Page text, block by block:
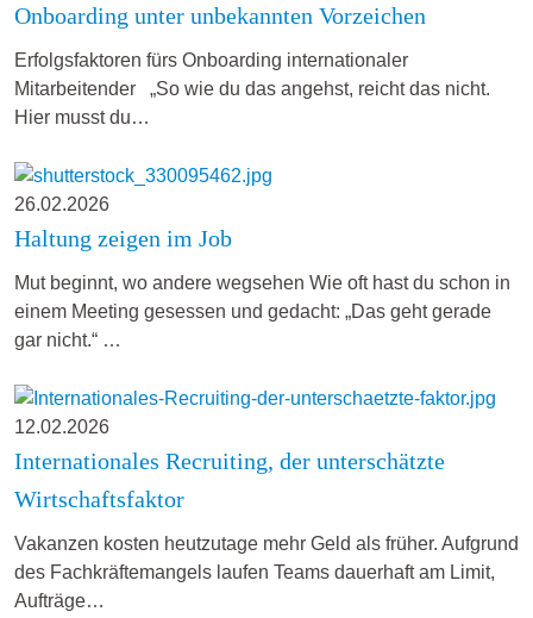
Onboarding unter unbekannten Vorzeichen
Erfolgsfaktoren fürs Onboarding internationaler
Mitarbeitender „So wie du das angehst, reicht das nicht.
Hier musst du…
26.02.2026
Haltung zeigen im Job
Mut beginnt, wo andere wegsehen Wie oft hast du schon in
einem Meeting gesessen und gedacht: „Das geht gerade
gar nicht.“ …
12.02.2026
Internationales Recruiting, der unterschätzte
Wirtschaftsfaktor
Vakanzen kosten heutzutage mehr Geld als früher. Aufgrund
des Fachkräftemangels laufen Teams dauerhaft am Limit,
Aufträge…